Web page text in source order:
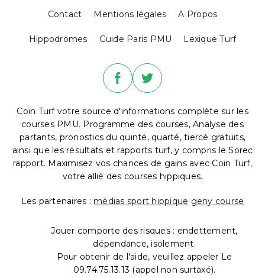
Contact Mentions légales A Propos
Hippodromes Guide Paris PMU Lexique Turf
Coin Turf votre source d'informations complète sur les
courses PMU. Programme des courses, Analyse des
partants, pronostics du quinté, quarté, tiercé gratuits,
ainsi que les résultats et rapports turf, y compris le Sorec
rapport. Maximisez vos chances de gains avec Coin Turf,
votre allié des courses hippiques.
Les partenaires : médias sport hippique geny course
Jouer comporte des risques : endettement,
dépendance, isolement.
Pour obtenir de l'aide, veuillez appeler Le
09.74.75.13.13 (appel non surtaxé).